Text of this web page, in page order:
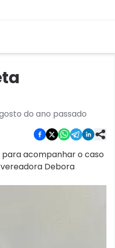
do ano passado
acompanhar o caso
Debora